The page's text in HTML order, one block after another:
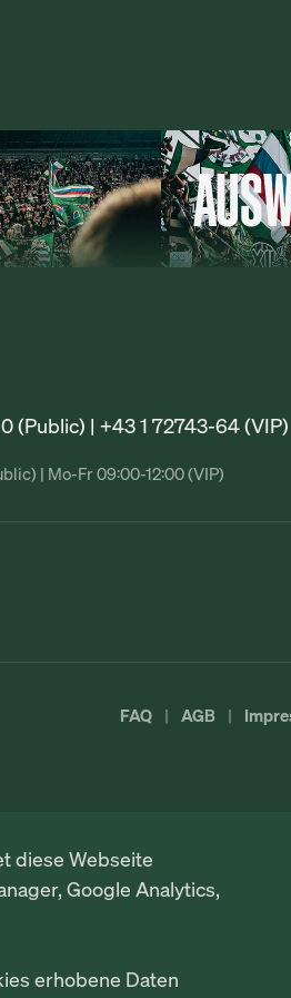
(Public) | +43 1 72743-64 (VIP)
| Mo-Fr 09:00-12:00 (VIP)
FAQ AGB
diese Webseite
Google Analytics,
erhobene Daten